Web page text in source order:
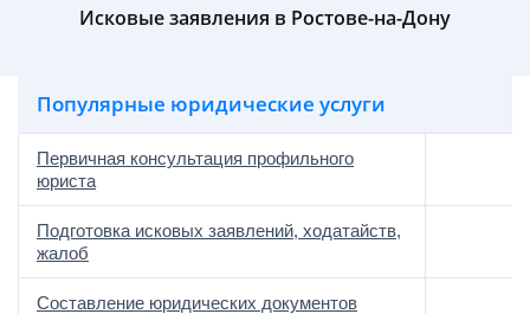
Исковые заявления в Ростове-на-Дону
Популярные юридические услуги
Первичная консультация профильного
юриста
Подготовка исковых заявлений, ходатайств,
жалоб
Составление юридических документов